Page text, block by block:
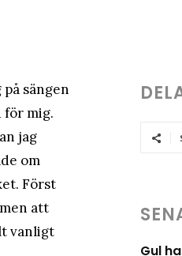
sängen
för mig.
jag
om
Först
att
vanligt
Gul